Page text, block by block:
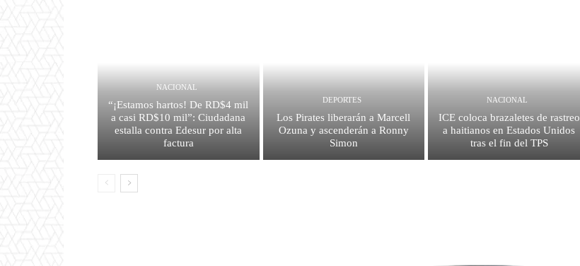
NACIONAL
“¡Estamos hartos! De RD$4 mil
a casi RD$10 mil”: Ciudadana
estalla contra Edesur por alta
factura
DEPORTES
Los Pirates liberarán a Marcell
Ozuna y ascenderán a Ronny
Simon
NACIONAL
ICE coloca brazaletes de rastreo
a haitianos en Estados Unidos
tras el fin del TPS